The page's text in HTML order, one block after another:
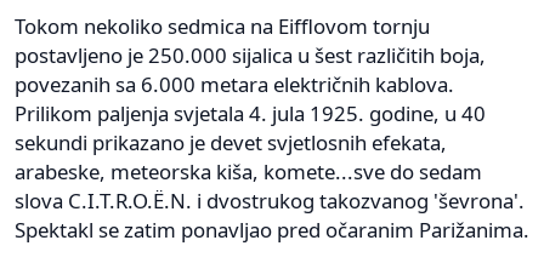
Tokom nekoliko sedmica na Eifflovom tornju
postavljeno je 250.000 sijalica u šest različitih boja,
povezanih sa 6.000 metara električnih kablova.
Prilikom paljenja svjetala 4. jula 1925. godine, u 40
sekundi prikazano je devet svjetlosnih efekata,
arabeske, meteorska kiša, komete...sve do sedam
slova C.I.T.R.O.Ë.N. i dvostrukog takozvanog 'ševrona'.
Spektakl se zatim ponavljao pred očaranim Parižanima.